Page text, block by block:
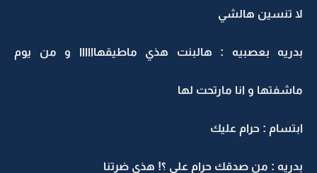
لا تنسين هالشي
بدريه بعصبيه : هالبنت هذي ماطيقهاااااا و من يوم
ماشفتها و انا مارتحت لها
ابتسام : حرام عليك
بدريه : من صدقك حرام علي ؟! هذي ضرتنا